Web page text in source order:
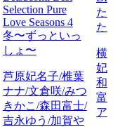
Selection Pure
Love Seasons 4
冬〜ずっといっ
しょ〜
芦原妃名子/椎葉
ナナ/文倉咲/みつ
きかこ/森田富士/
吉永ゆう/加賀や
た
た
横
妃
和
富
ア